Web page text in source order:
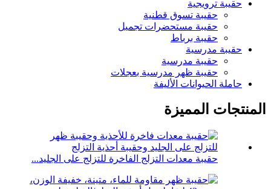
حقيبة ترويجية
حقيبة تسوق قطنية
حقيبة مستحضرات تجميل
حقيبة برباط
حقيبة مدرسية
حقيبة مدرسية
حقيبة ظهر مدرسية بعجلات
حاملة الحيوانات الأليفة
المنتجات المميزة
حقيبة معدات التزلج الفاخرة للتزلج على الجليد...